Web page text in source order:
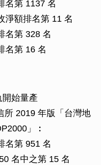
名第 1137 名
淨額排名第 11 名
名第 328 名
名第 16 名
始量產
所 2019 年版「台灣地
」︰
名第 951 名
名中之第 15 名